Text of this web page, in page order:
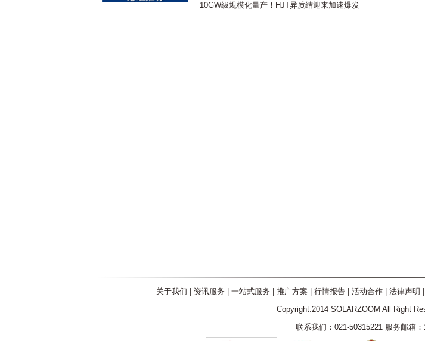
10GW级规模化量产！HJT异质结迎来加速爆发
关于我们 资讯服务 一站式服务 推广方案 行情报告| 活动合作| 法律声明
Copyright:2014 SOLARZOOM All Right
联系我们：021-50315221 服务邮箱